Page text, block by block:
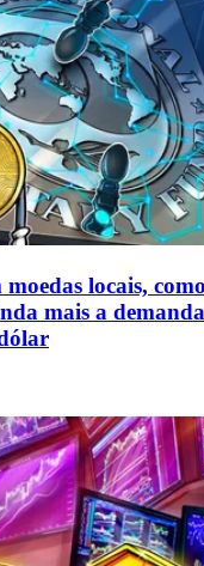
moedas locais,
mais a